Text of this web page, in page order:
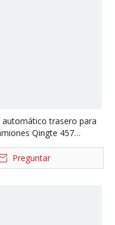
trasero para
Qingte 457
Preguntar